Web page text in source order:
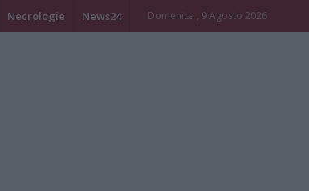
Necrologie News24 Domenica , 9 Agosto 2026